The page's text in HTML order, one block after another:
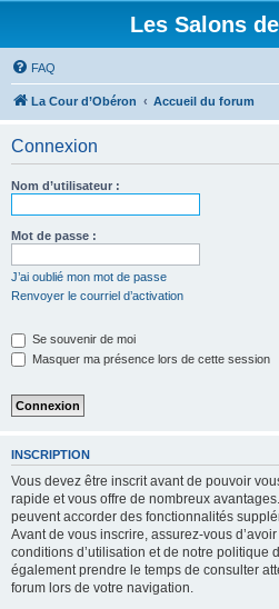
Les Salons
FAQ
La Cour d’Obéron Accueil du forum
Connexion
Nom d’utilisateur :
Mot de passe :
J’ai oublié mon mot de passe
Renvoyer le courriel d’activation
Se souvenir de moi
Masquer ma présence lors de cette session
INSCRIPTION
Vous devez être inscrit avant de pouvoir
rapide et vous offre de nombreux
peuvent accorder des fonctionnalités
Avant de vous inscrire, assurez-vous
conditions d’utilisation et de notre politique
également prendre le temps de consulter
forum lors de votre navigation.